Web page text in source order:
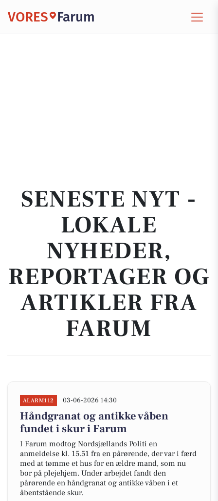
VORES Farum
SENESTE NYT -
LOKALE
NYHEDER,
REPORTAGER OG
ARTIKLER FRA
FARUM
ALARM112 03-06-2026 14:30
Håndgranat og antikke våben
fundet i skur i Farum
I Farum modtog Nordsjællands Politi en
anmeldelse kl. 15.51 fra en pårørende, der var i færd
med at tømme et hus for en ældre mand, som nu
bor på plejehjem. Under arbejdet fandt den
pårørende en håndgranat og antikke våben i et
åbentstående skur.